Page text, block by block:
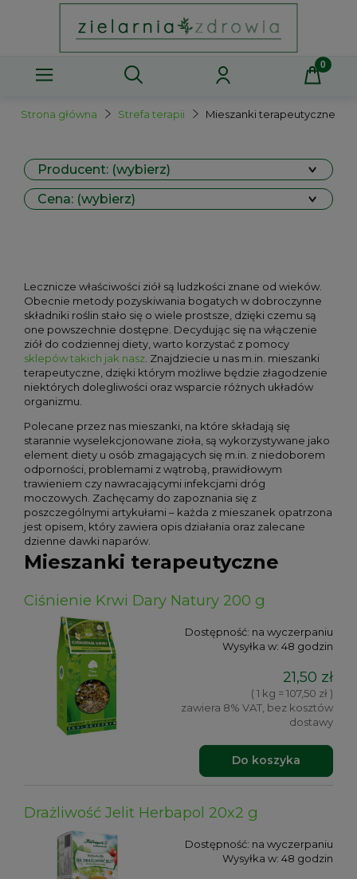
Strona główna Strefa terapii Mieszanki terapeutyczne
Producent: (wybierz)
Cena: (wybierz)
Lecznicze właściwości ziół są ludzkości znane od wieków.
Obecnie metody pozyskiwania bogatych w dobroczynne
składniki roślin stało się o wiele prostsze, dzięki czemu są
one powszechnie dostępne. Decydując się na włączenie
ziół do codziennej diety, warto korzystać z pomocy
sklepów takich jak nasz . Znajdziecie u nas m.in. mieszanki
terapeutyczne, dzięki którym możliwe będzie złagodzenie
niektórych dolegliwości oraz wsparcie różnych układów
organizmu.
Polecane przez nas mieszanki, na które składają się
starannie wyselekcjonowane zioła, są wykorzystywane jako
element diety u osób zmagających się m.in. z niedoborem
odporności, problemami z wątrobą, prawidłowym
trawieniem czy nawracającymi infekcjami dróg
moczowych. Zachęcamy do zapoznania się z
poszczególnymi artykułami – każda z mieszanek opatrzona
jest opisem, który zawiera opis działania oraz zalecane
dzienne dawki naparów.
Mieszanki terapeutyczne
Ciśnienie Krwi Dary Natury 200 g
Dostępność: na wyczerpaniu
Wysyłka w: 48 godzin
21,50 zł
( 1 kg = 107,50 zł )
zawiera 8% VAT, bez kosztów
dostawy
Do koszyka
Drażliwość Jelit Herbapol 20x2 g
Dostępność: na wyczerpaniu
Wysyłka w: 48 godzin